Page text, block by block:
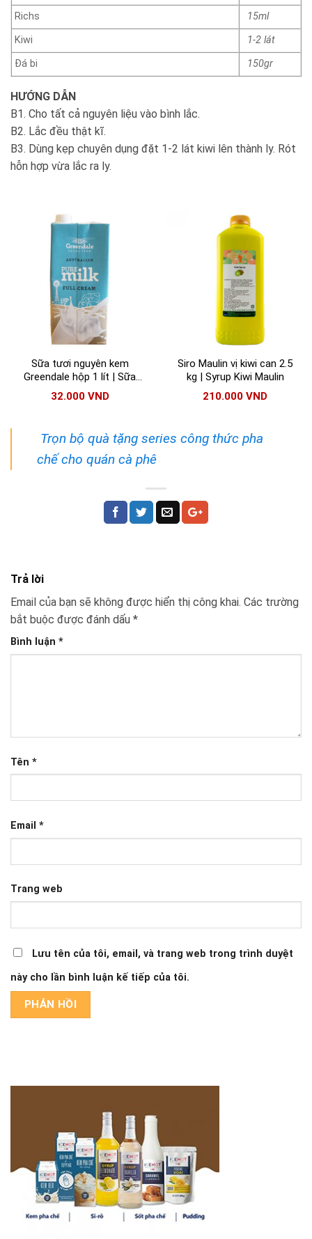
Richs
15ml
Kiwi
1-2 lát
Đá bi
150gr
HƯỚNG DẪN
B1. Cho tất cả nguyên liệu vào bình lắc.
B2. Lắc đều thật kĩ.
B3. Dùng kẹp chuyên dụng đặt 1-2 lát kiwi lên thành ly. Rót
hỗn hợp vừa lắc ra ly.
Sữa tươi nguyên kem
Greendale hộp 1 lít | Sữa
nguyên kem Greendale
nhập khẩu Úc
32.000 VND
Siro Maulin vị kiwi can 2.5
kg | Syrup Kiwi Maulin
210.000 VND
Trọn bộ quà tặng series công thức pha
chế cho quán cà phê
Trả lời
Email của bạn sẽ không được hiển thị công khai. Các trường
bắt buộc được đánh dấu *
Bình luận *
Tên *
Email *
Trang web
Lưu tên của tôi, email, và trang web trong trình duyệt
này cho lần bình luận kế tiếp của tôi.